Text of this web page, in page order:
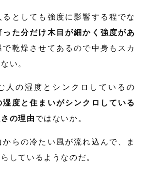
るとしても強度に影響する程でな
った分だけ木目が細かく強度があ
で乾燥させてあるので中身もスカ
い。
人の湿度とシンクロしているの
湿度と住まいがシンクロしている
の理由 ではないか。
らの冷たい風が流れ込んで、ま
しているようなのだ。